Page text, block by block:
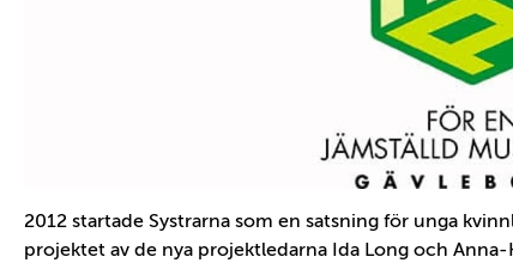
2012 startade Systrarna som en satsning för unga
projektet av de nya projektledarna Ida Long och